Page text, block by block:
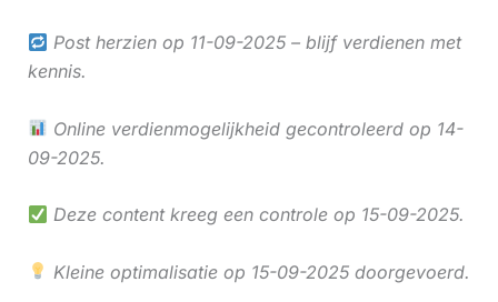
Post herzien op 11-09-2025 – blijf verdienen met
kennis.
Online verdienmogelijkheid gecontroleerd op 14-
09-2025.
Deze content kreeg een controle op 15-09-2025.
Kleine optimalisatie op 15-09-2025 doorgevoerd.